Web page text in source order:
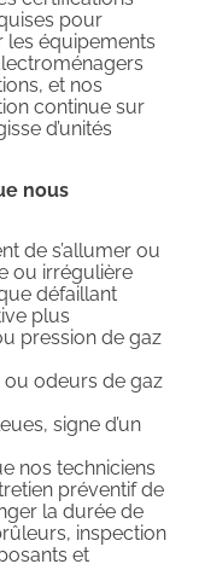
pour
les équipements
et nos
continue sur
d’unités
nous
de s’allumer ou
ou irrégulière
défaillant
plus
pression de gaz
ou odeurs de gaz
signe d’un
nos techniciens
préventif de
la durée de
inspection
et